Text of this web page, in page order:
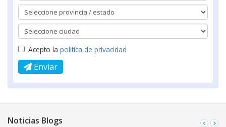
Acepto la política de privacidad
Enviar
Noticias Blogs